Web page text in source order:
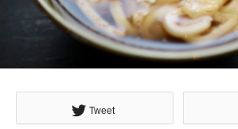
Tweet